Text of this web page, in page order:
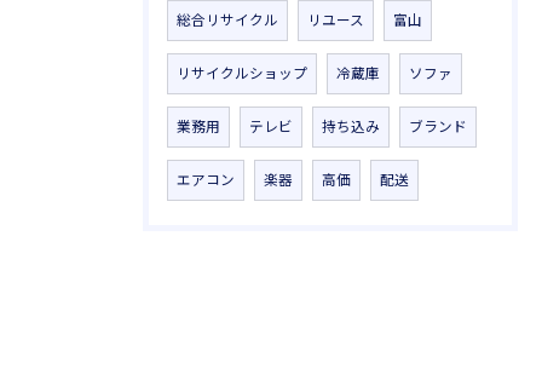
総合リサイクル リユース 富山
リサイクルショップ 冷蔵庫 ソファ
業務用 テレビ 持ち込み ブランド
エアコン 楽器 高価 配送